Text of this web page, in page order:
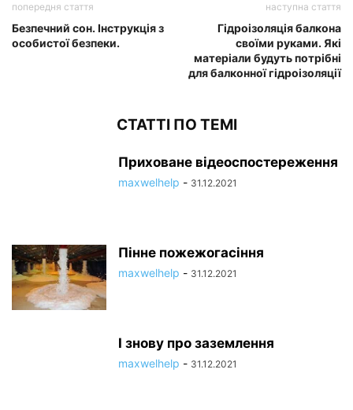
попередня стаття
Безпечний сон. Інструкція з
особистої безпеки.
наступна стаття
Гідроізоляція балкона
своїми руками. Які
матеріали будуть потрібні
для балконної гідроізоляції
СТАТТІ ПО ТЕМІ
Приховане відеоспостереження
maxwelhelp - 31.12.2021
Пінне пожежогасіння
maxwelhelp - 31.12.2021
І знову про заземлення
maxwelhelp - 31.12.2021